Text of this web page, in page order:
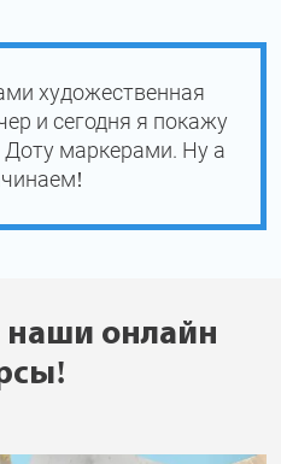
художественная
и сегодня я покажу
маркерами. Ну а
наши онлайн